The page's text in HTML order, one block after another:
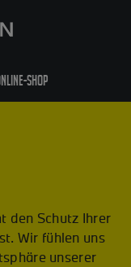
SHOP
den Schutz Ihrer
Wir fühlen uns
unserer